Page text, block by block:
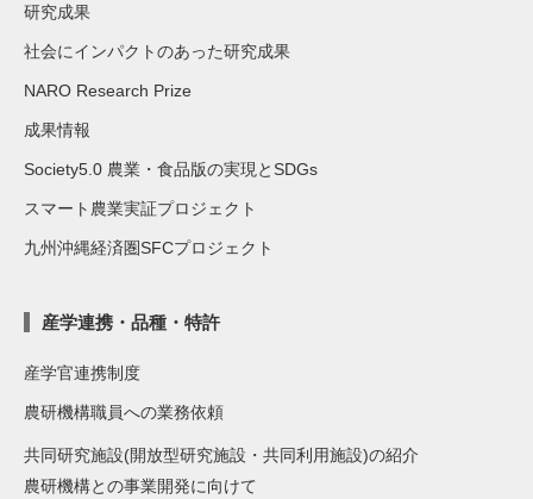
研究成果
社会にインパクトのあった研究成果
NARO Research Prize
成果情報
Society5.0 農業・食品版の実現とSDGs
スマート農業実証プロジェクト
九州沖縄経済圏SFCプロジェクト
産学連携・品種・特許
産学官連携制度
農研機構職員への業務依頼
共同研究施設(開放型研究施設・共同利用施設)の紹介
農研機構との事業開発に向けて